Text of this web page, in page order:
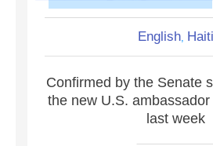
English, Haiti
Confirmed by the Senate
the new U.S.
last week